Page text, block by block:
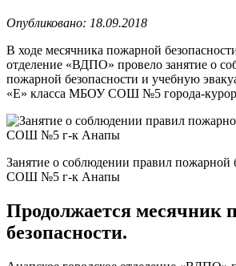
Опубликовано: 18.09.2018
В ходе месячника пожарной
отделение «ВДПО» провело занятие о
пожарной безопасности и учебную
«Е» класса МБОУ СОШ №5 города-
Занятие о соблюдении правил
СОШ №5 г-к Анапы
Продолжается месячник
безопасности.